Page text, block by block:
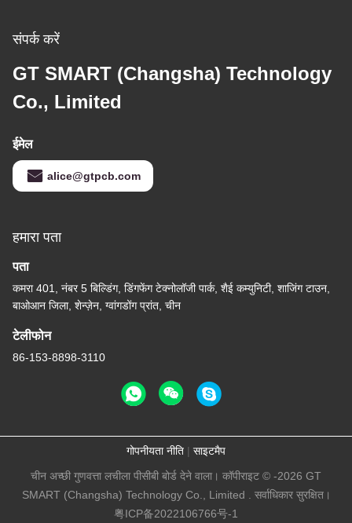
संपर्क करें
GT SMART (Changsha) Technology
Co., Limited
ईमेल
alice@gtpcb.com
हमारा पता
पता
कमरा 401, नंबर 5 बिल्डिंग, डिंगफेंग टेक्नोलॉजी पार्क, शैई कम्युनिटी, शाजिंग टाउन,
बाओआन जिला, शेन्ज़ेन, ग्वांगडोंग प्रांत, चीन
टेलीफोन
86-153-8898-3110
गोपनीयता नीति | साइटमैप
चीन अच्छी गुणवत्ता लचीला पीसीबी बोर्ड देने वाला। कॉपीराइट © -2026 GT
SMART (Changsha) Technology Co., Limited . सर्वाधिकार सुरक्षित।
粤ICP备2022106766号-1